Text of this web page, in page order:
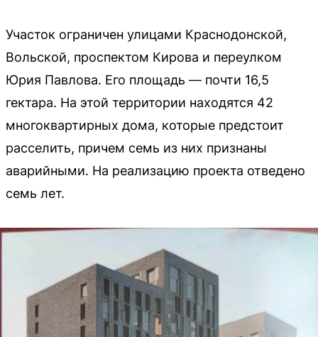
Участок ограничен улицами Краснодонской,
Вольской, проспектом Кирова и переулком
Юрия Павлова. Его площадь — почти 16,5
гектара. На этой территории находятся 42
многоквартирных дома, которые предстоит
расселить, причем семь из них признаны
аварийными. На реализацию проекта отведено
семь лет.